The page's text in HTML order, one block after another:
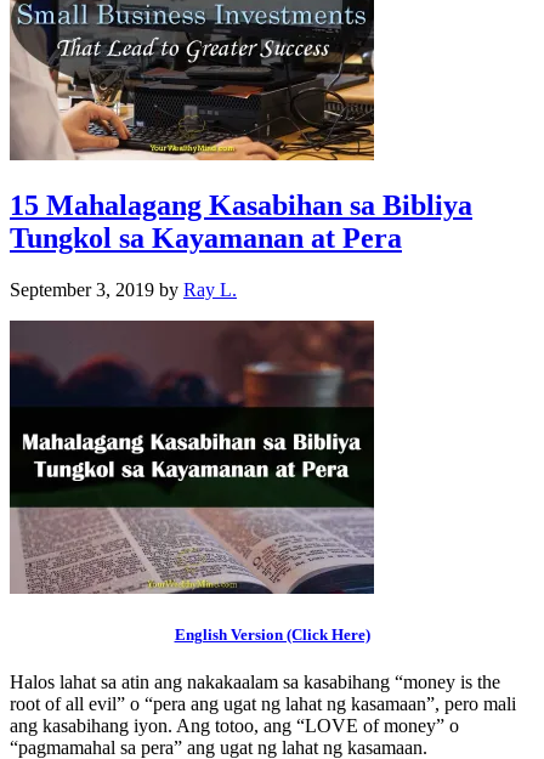
15 Mahalagang Kasabihan sa Bibliya
Tungkol sa Kayamanan at Pera
September 3, 2019 by Ray L.
English Version (Click Here)
Halos lahat sa atin ang nakakaalam sa kasabihang “money is the
root of all evil” o “pera ang ugat ng lahat ng kasamaan”, pero mali
ang kasabihang iyon. Ang totoo, ang “LOVE of money” o
“pagmamahal sa pera” ang ugat ng lahat ng kasamaan.